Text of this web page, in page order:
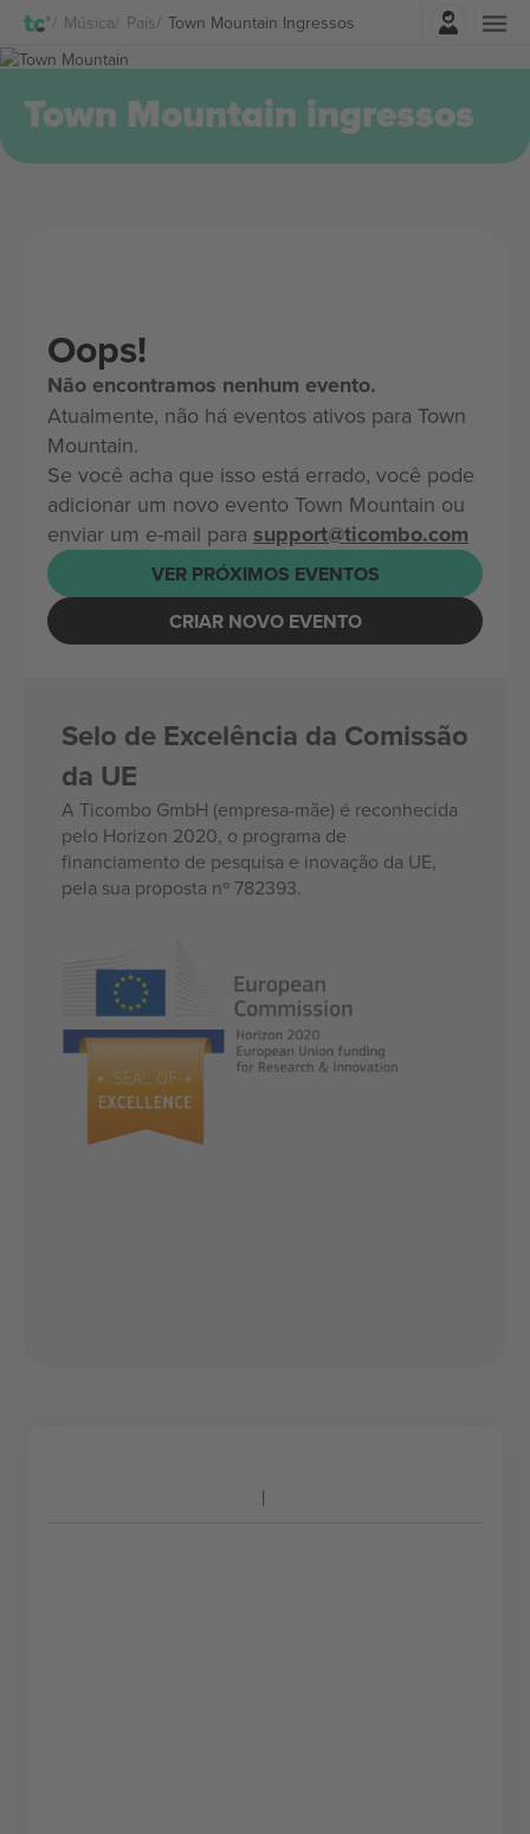
Música País Town Mountain Ingressos
Entrar
Town Mountain ingressos
Oops!
Não encontramos nenhum evento.
Atualmente, não há eventos ativos para Town
Mountain.
Se você acha que isso está errado, você pode
adicionar um novo evento Town Mountain ou
enviar um e-mail para support@ticombo.com
VER PRÓXIMOS EVENTOS
CRIAR NOVO EVENTO
Selo de Excelência da Comissão
da UE
A Ticombo GmbH (empresa-mãe) é reconhecida
pelo Horizon 2020, o programa de
financiamento de pesquisa e inovação da UE,
pela sua proposta nº 782393.